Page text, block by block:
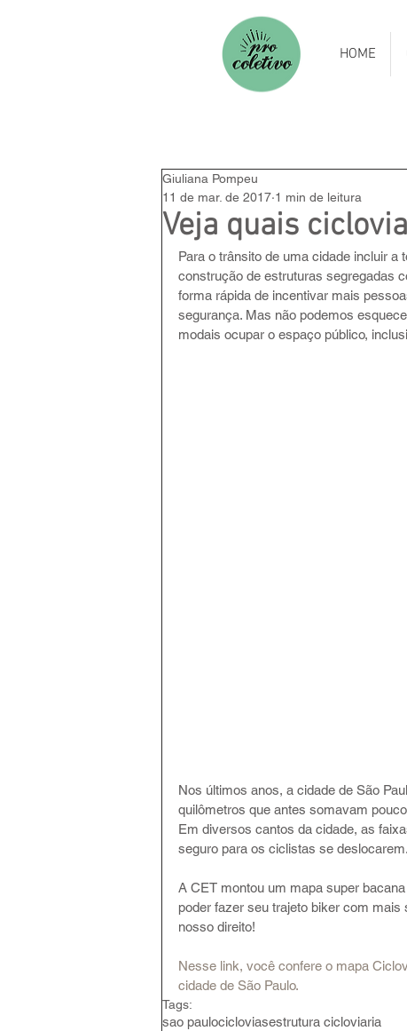
HOME
Veja quais
Giuliana Pompeu
11 de mar. de 2017 1 min de leitura
Para o trânsito de uma cidade incluir
construção de estruturas segregadas
forma rápida de incentivar mais
segurança. Mas não podemos
modais ocupar o espaço público,
Nos últimos anos, a cidade de São
quilômetros que antes somavam
Em diversos cantos da cidade, as
seguro para os ciclistas se deslocarem.
A CET montou um mapa super
poder fazer seu trajeto biker com
nosso direito!
Nesse link, você confere o mapa
cidade de São Paulo.
Tags:
sao paulocicloviasestrutura cicloviaria